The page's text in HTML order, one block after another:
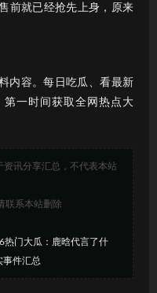
前就已经抢先上身，原来
内容。每日吃瓜、看最新
第一时间获取全网热点大
讯分享汇总，不代表本站
联系本站删除
热门大瓜：鹿晗代言了什
事件汇总